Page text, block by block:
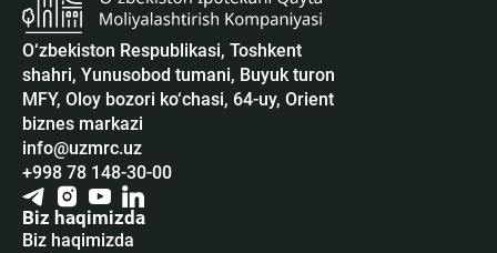
O‘zbekiston Respublikasi, Toshkent
shahri, Yunusobod tumani, Buyuk turon
MFY, Oloy bozori ko‘chasi, 64-uy, Orient
biznes markazi
info@uzmrc.uz
+998 78 148-30-00
Biz haqimizda
Biz haqimizda